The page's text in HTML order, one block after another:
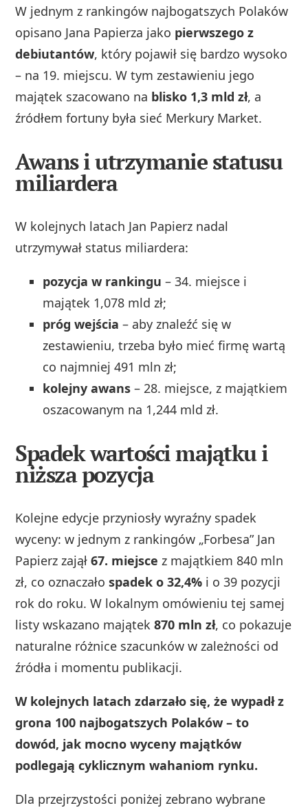
W jednym z rankingów najbogatszych Polaków
opisano Jana Papierza jako pierwszego z
debiutantów, który pojawił się bardzo wysoko
– na 19. miejscu. W tym zestawieniu jego
majątek szacowano na blisko 1,3 mld zł, a
źródłem fortuny była sieć Merkury Market.
Awans i utrzymanie statusu
miliardera
W kolejnych latach Jan Papierz nadal
utrzymywał status miliardera:
pozycja w rankingu – 34. miejsce i
majątek 1,078 mld zł;
próg wejścia – aby znaleźć się w
zestawieniu, trzeba było mieć firmę wartą
co najmniej 491 mln zł;
kolejny awans – 28. miejsce, z majątkiem
oszacowanym na 1,244 mld zł.
Spadek wartości majątku i
niższa pozycja
Kolejne edycje przyniosły wyraźny spadek
wyceny: w jednym z rankingów „Forbesa” Jan
Papierz zajął67. miejsce z majątkiem 840 mln
zł, co oznaczałospadek o 32,4% i o 39 pozycji
rok do roku. W lokalnym omówieniu tej samej
listy wskazano majątek870 mln zł, co pokazuje
naturalne różnice szacunków w zależności od
źródła i momentu publikacji.
W kolejnych latach zdarzało się, że wypadł z
grona 100 najbogatszych Polaków – to
dowód, jak mocno wyceny majątków
podlegają cyklicznym wahaniom rynku.
Dla przejrzystości poniżej zebrano wybrane